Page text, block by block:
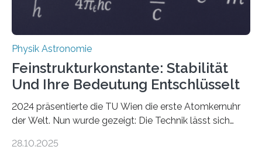
Physik Astronomie
Feinstrukturkonstante: Stabilität
Und Ihre Bedeutung Entschlüsselt
2024 präsentierte die TU Wien die erste Atomkernuhr
der Welt. Nun wurde gezeigt: Die Technik lässt sich
fundamentalen Physik nachzugehen. Thorium-
28.10.2025